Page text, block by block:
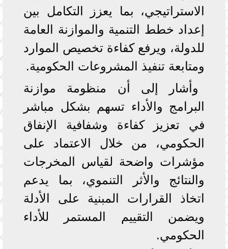
الاستراتيجي، بما يعزز التكامل بين
إعداد خطط التنمية والموازنة العامة
للدولة، ويرفع كفاءة تخصيص الموارد
ومتابعة تنفيذ المشروعات الحكومية.
وأشار إلى أن منظومة موازنة
البرامج والأداء تسهم بشكل مباشر
في تعزيز كفاءة وشفافية الإنفاق
الحكومي، من خلال الاعتماد على
مؤشرات واضحة لقياس المخرجات
والنتائج والأثر التنموي، بما يدعم
اتخاذ القرارات المبنية على الأدلة
ويضمن التقييم المستمر للأداء
الحكومي.